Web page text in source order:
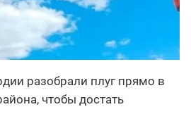
разобрали плуг прямо в
чтобы достать